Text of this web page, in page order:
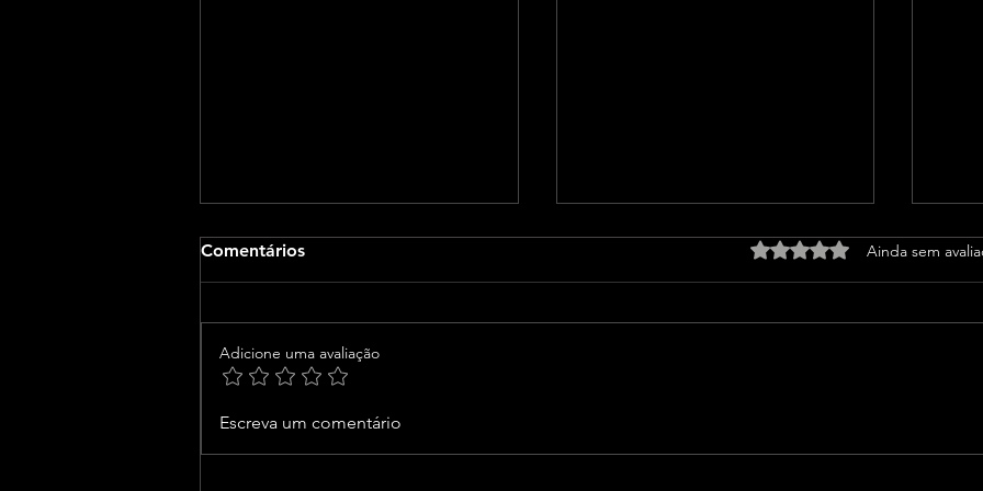
Junior Marabá participa de
Comentários Avaliado com 0 de 5
Ainda sem
Adicione uma avaliação
Escreva um comentário